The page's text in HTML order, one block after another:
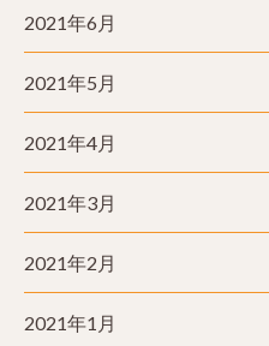
2021年6月
2021年5月
2021年4月
2021年3月
2021年2月
2021年1月